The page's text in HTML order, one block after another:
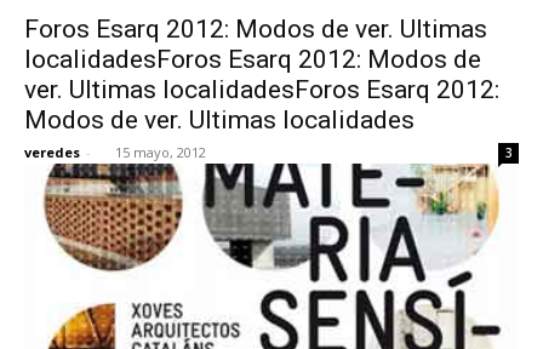
Foros Esarq 2012: Modos de ver. Ultimas
localidadesForos Esarq 2012: Modos de
ver. Ultimas localidadesForos Esarq 2012:
Modos de ver. Ultimas localidades
veredes - 15 mayo, 2012 3